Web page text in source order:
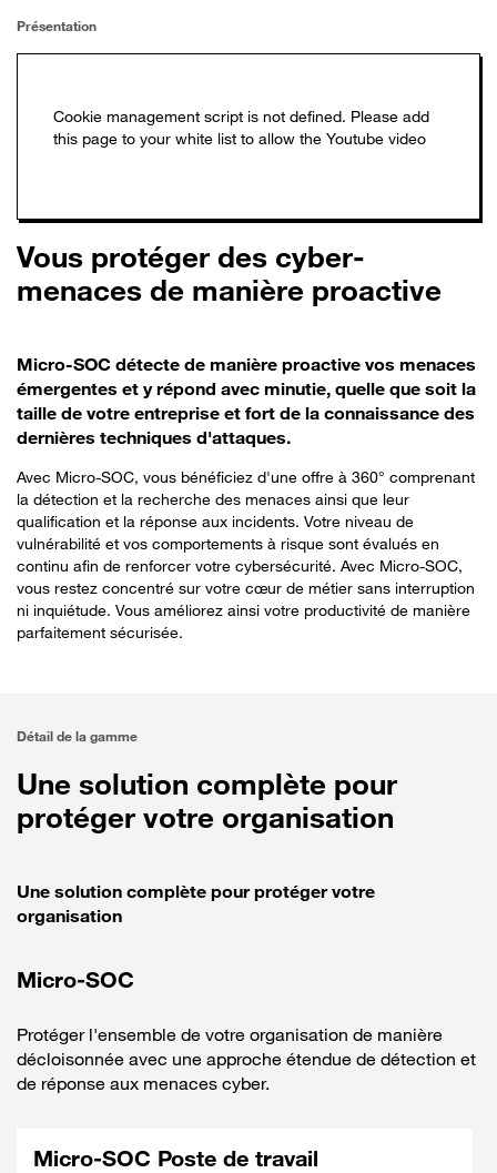
Présentation
Vous protéger des cyber-
menaces de manière proactive
Micro-SOC détecte de manière proactive vos menaces
émergentes et y répond avec minutie, quelle que soit la
taille de votre entreprise et fort de la connaissance des
dernières techniques d'attaques.
Avec Micro-SOC, vous bénéficiez d'une offre à 360° comprenant
la détection et la recherche des menaces ainsi que leur
qualification et la réponse aux incidents. Votre niveau de
vulnérabilité et vos comportements à risque sont évalués en
continu afin de renforcer votre cybersécurité. Avec Micro-SOC,
vous restez concentré sur votre cœur de métier sans interruption
ni inquiétude. Vous améliorez ainsi votre productivité de manière
parfaitement sécurisée.
Détail de la gamme
Une solution complète pour
protéger votre organisation
Une solution complète pour protéger votre
organisation
Micro-SOC
Protéger l'ensemble de votre organisation de manière
décloisonnée avec une approche étendue de détection et
de réponse aux menaces cyber.
Micro-SOC Poste de travail